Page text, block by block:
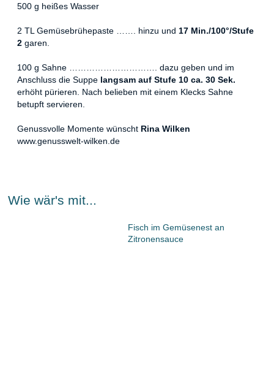
500 g heißes Wasser
2 TL Gemüsebrühepaste ……. hinzu und 17 Min./100°/Stufe
2garen.
100 g Sahne …………………………. dazu geben und im
Anschluss die Suppe langsam auf Stufe 10 ca. 30 Sek.
erhöht pürieren. Nach belieben mit einem Klecks Sahne
betupft servieren.
Genussvolle Momente wünscht Rina Wilken
www.genusswelt-wilken.de
Wie wär's mit...
Fisch im Gemüsenest an
Zitronensauce